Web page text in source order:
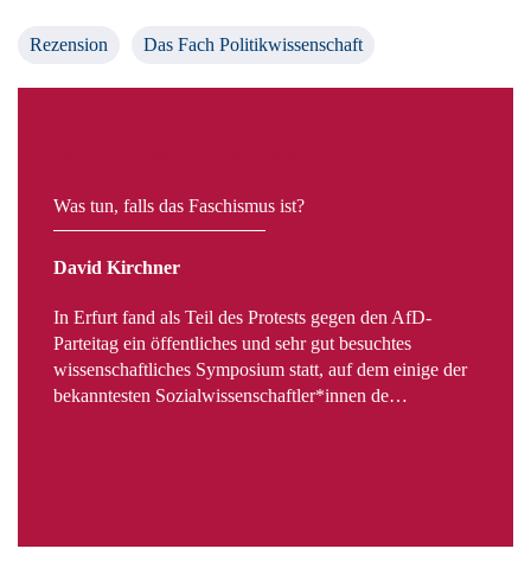
Rezension Das Fach Politikwissenschaft
Was tun, falls das Faschismus ist?
David Kirchner
In Erfurt fand als Teil des Protests gegen den AfD-
Parteitag ein öffentliches und sehr gut besuchtes
wissenschaftliches Symposium statt, auf dem einige der
bekanntesten Sozialwissenschaftler*innen de…